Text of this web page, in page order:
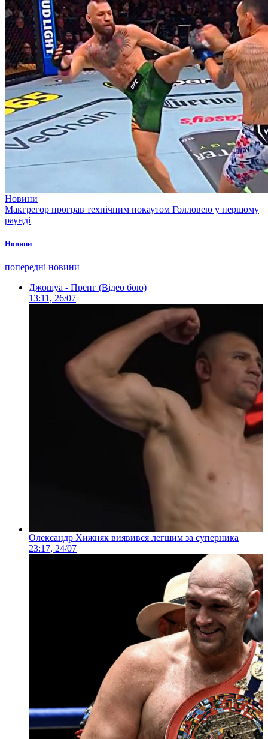
Новини
Макгрегор програв технічним нокаутом Голловею у першому
раунді
Новини
попередні новини
Джошуа - Пренг (Відео бою)
13:11, 26/07
Олександр Хижняк виявився легшим за суперника
23:17, 24/07